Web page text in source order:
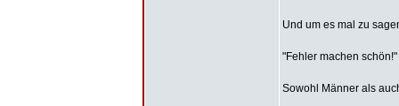
Und um es mal zu
"Fehler machen
Sowohl Männer als